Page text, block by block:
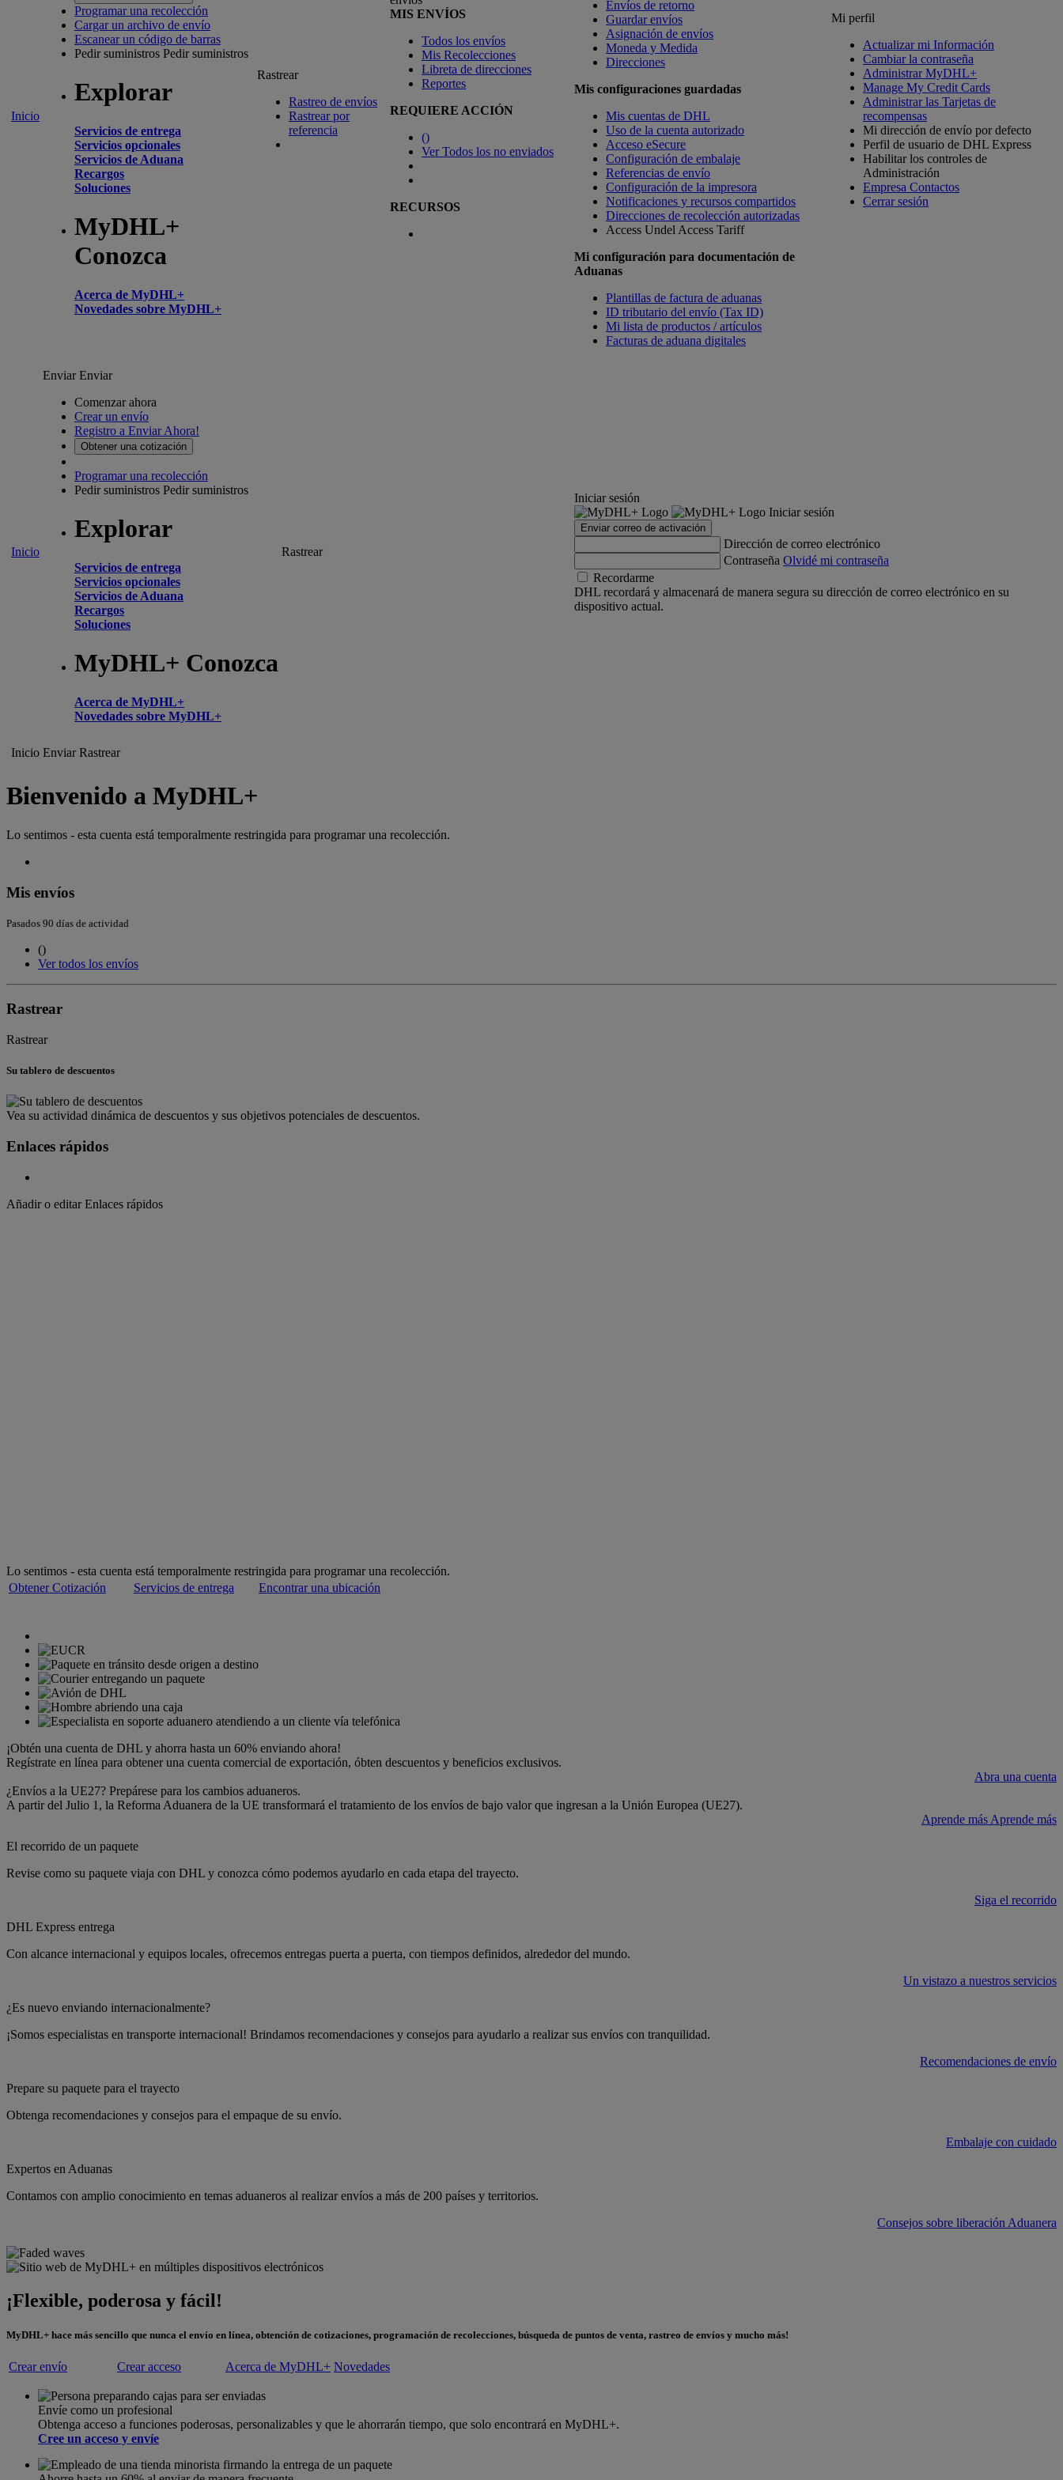
Inicio
Programar una recolección
Cargar un archivo de envío
Escanear un código de barras
Pedir suministros Pedir suministros
Explorar
Servicios de entrega
Servicios opcionales
Servicios de Aduana
Recargos
Soluciones
MyDHL+
Conozca
Acerca de MyDHL+
Novedades sobre MyDHL+
Rastrear
Rastreo de envíos
Rastrear por
referencia
MIS ENVÍOS
Todos los envíos
Mis Recolecciones
Libreta de direcciones
Reportes
REQUIERE ACCIÓN
()
Ver Todos los no enviados
RECURSOS
Envíos de retorno
Guardar envíos
Asignación de envíos
Moneda y Medida
Direcciones
Mis configuraciones guardadas
Mis cuentas de DHL
Uso de la cuenta autorizado
Acceso eSecure
Configuración de embalaje
Referencias de envío
Configuración de la impresora
Notificaciones y recursos compartidos
Direcciones de recolección autorizadas
Access Undel Access Tariff
Mi configuración para documentación de
Aduanas
Plantillas de factura de aduanas
ID tributario del envío (Tax ID)
Mi lista de productos / artículos
Facturas de aduana digitales
Mi perfil
Actualizar mi Información
Cambiar la contraseña
Administrar MyDHL+
Manage My Credit Cards
Administrar las Tarjetas de
recompensas
Mi dirección de envío por defecto
Perfil de usuario de DHL Express
Habilitar los controles de
Administración
Empresa Contactos
Cerrar sesión
Inicio
EnviarEnviar
Comenzar ahora
Crear un envío
Registro a Enviar Ahora!
Obtener una cotización
Programar una recolección
Pedir suministros Pedir suministros
Explorar
Servicios de entrega
Servicios opcionales
Servicios de Aduana
Recargos
Soluciones
MyDHL+ Conozca
Acerca de MyDHL+
Novedades sobre MyDHL+
Rastrear
Iniciar sesión
Iniciar sesión
Enviar correo de activación
Dirección de correo electrónico
Contraseña Olvidé mi contraseña
Recordarme
DHL recordará y almacenará de manera segura su dirección de correo electrónico en su
dispositivo actual.
Inicio Enviar Rastrear
Bienvenido a MyDHL+
Lo sentimos - esta cuenta está temporalmente restringida para programar una recolección.
Mis envíos
Pasados 90 días de actividad
()
Ver todos los envíos
Rastrear
Rastrear
Su tablero de descuentos
Vea su actividad dinámica de descuentos y sus objetivos potenciales de descuentos.
Enlaces rápidos
Añadir o editar Enlaces rápidos
Lo sentimos - esta cuenta está temporalmente restringida para programar una recolección.
Obtener Cotización
Servicios de entrega Encontrar una ubicación
¡Obtén una cuenta de DHL y ahorra hasta un 60% enviando ahora!
Regístrate en línea para obtener una cuenta comercial de exportación, óbten descuentos y beneficios exclusivos.
Abra una cuenta
¿Envíos a la UE27? Prepárese para los cambios aduaneros.
A partir del Julio 1, la Reforma Aduanera de la UE transformará el tratamiento de los envíos de bajo valor que ingresan a la Unión Europea (UE27).
Aprende más Aprende más
El recorrido de un paquete
Revise como su paquete viaja con DHL y conozca cómo podemos ayudarlo en cada etapa del trayecto.
Siga el recorrido
DHL Express entrega
Con alcance internacional y equipos locales, ofrecemos entregas puerta a puerta, con tiempos definidos, alrededor del mundo.
Un vistazo a nuestros servicios
¿Es nuevo enviando internacionalmente?
¡Somos especialistas en transporte internacional! Brindamos recomendaciones y consejos para ayudarlo a realizar sus envíos con tranquilidad.
Recomendaciones de envío
Prepare su paquete para el trayecto
Obtenga recomendaciones y consejos para el empaque de su envío.
Embalaje con cuidado
Expertos en Aduanas
Contamos con amplio conocimiento en temas aduaneros al realizar envíos a más de 200 países y territorios.
Consejos sobre liberación Aduanera
¡Flexible, poderosa y fácil!
MyDHL+ hace más sencillo que nunca el envío en línea, obtención de cotizaciones, programación de recolecciones, búsqueda de puntos de venta, rastreo de envíos y mucho más!
Crear envío Crear acceso Acerca de MyDHL+ Novedades
Envíe como un profesional
Obtenga acceso a funciones poderosas, personalizables y que le ahorrarán tiempo, que solo encontrará en MyDHL+.
Cree un acceso y envíe